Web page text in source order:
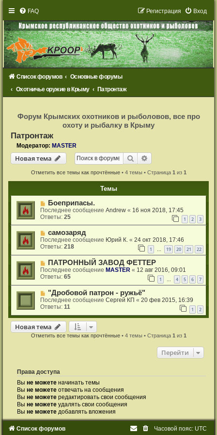
FAQ Вход
Регистрация
Список форумов
Основные форумы
Охотничье оружие в Крыму
Патронтаж
с
т
ц
и
Форум Крымских охотников и рыболовов, все про
охоту и рыбалку в Крыму
Патронтаж
Модератор: MASTER
Новая тема
Новаятема Поиск
Отметить все темы как прочтённые• 4 темы • Страница 1 из 1
Темы
Боеприпасы.
Последнее сообщениеAndrew « 16 ноя 2018, 17:45
Ответы:25 1 2 3
самозаряд
Последнее сообщение Юрий К. «24 окт 2018, 17:46
Ответы:218 1 … 19 20 21 22
ПАТРОННЫЙ ЗАВОД ФЕТТЕР
Последнее сообщение MASTER « 12 авг 2016, 09:01
Ответы:65 1 … 4 5 6 7
"Дробовой патрон - ружьё"
Последнее сообщениеСергей КП «20 фев 2015, 16:39
Ответы:11 1 2
Новая тема
Новаятема
Отметить все темы как прочтённые• 4 темы • Страница 1 из 1
Перейти
Права доступа
Выне можете начинать темы
Выне можете отвечать на сообщения
Выне можете редактировать свои сообщения
Выне можете удалять свои сообщения
Выне можете добавлять вложения
Список форумов Часовой пояс: UTC